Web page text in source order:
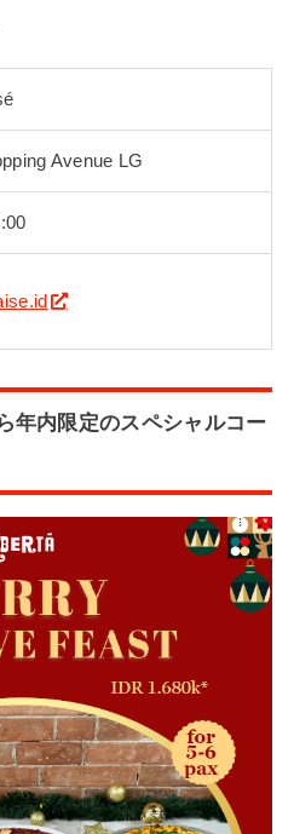
Avenue LG
年内限定のスペシャルコー